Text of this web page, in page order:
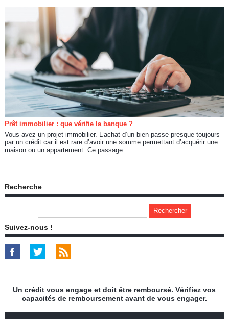
Prêt immobilier : que vérifie la banque ?
Vous avez un projet immobilier. L’achat d’un bien passe presque toujours
par un crédit car il est rare d’avoir une somme permettant d’acquérir une
maison ou un appartement. Ce passage...
Recherche
Suivez-nous !
Un crédit vous engage et doit être remboursé. Vérifiez vos
capacités de remboursement avant de vous engager.